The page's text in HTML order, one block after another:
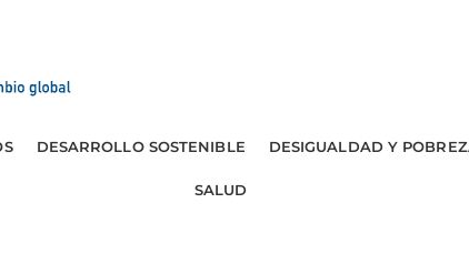
DESARROLLO SOSTENIBLE DESIGUALDAD Y
SALUD